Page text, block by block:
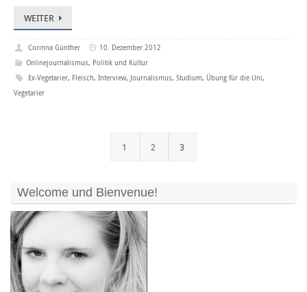
WEITER
Corinna Günther
10. Dezember 2012
Onlinejournalismus, Politik und Kultur
Ex-Vegetarier, Fleisch,Interview, Journalismus,Studium, Übung für die Uni,
Vegetarier
1 2 3
Welcome und Bienvenue!